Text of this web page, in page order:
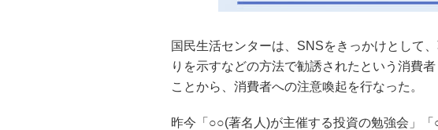
国民生活センターは、SNSをきっかけとして
りを示すなどの方法で勧誘されたという消費
ことから、消費者への注意喚起を行なった。
昨今「○○(著名人)が主催する投資の勉強会」